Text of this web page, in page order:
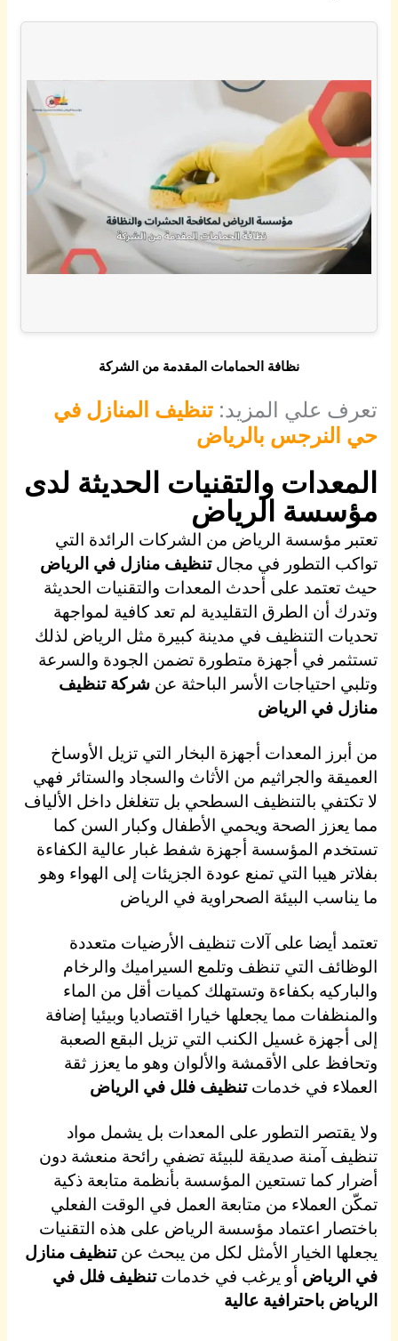
نظافة الحمامات المقدمة من الشركة
تعرف علي المزيد: تنظيف المنازل في
حي النرجس بالرياض
المعدات والتقنيات الحديثة لدى
مؤسسة الرياض
تعتبر مؤسسة الرياض من الشركات الرائدة التي
تواكب التطور في مجالتنظيف منازل في الرياض
حيث تعتمد على أحدث المعدات والتقنيات الحديثة
وتدرك أن الطرق التقليدية لم تعد كافية لمواجهة
تحديات التنظيف في مدينة كبيرة مثل الرياض لذلك
تستثمر في أجهزة متطورة تضمن الجودة والسرعة
وتلبي احتياجات الأسر الباحثة عنشركة تنظيف
منازل في الرياض
من أبرز المعدات أجهزة البخار التي تزيل الأوساخ
العميقة والجراثيم من الأثاث والسجاد والستائر فهي
لا تكتفي بالتنظيف السطحي بل تتغلغل داخل الألياف
مما يعزز الصحة ويحمي الأطفال وكبار السن كما
تستخدم المؤسسة أجهزة شفط غبار عالية الكفاءة
بفلاتر هيبا التي تمنع عودة الجزيئات إلى الهواء وهو
ما يناسب البيئة الصحراوية في الرياض
تعتمد أيضا على آلات تنظيف الأرضيات متعددة
الوظائف التي تنظف وتلمع السيراميك والرخام
والباركيه بكفاءة وتستهلك كميات أقل من الماء
والمنظفات مما يجعلها خيارا اقتصاديا وبيئيا إضافة
إلى أجهزة غسيل الكنب التي تزيل البقع الصعبة
وتحافظ على الأقمشة والألوان وهو ما يعزز ثقة
العملاء في خدمات تنظيف فلل في الرياض
ولا يقتصر التطور على المعدات بل يشمل مواد
تنظيف آمنة صديقة للبيئة تضفي رائحة منعشة دون
أضرار كما تستعين المؤسسة بأنظمة متابعة ذكية
تمكّن العملاء من متابعة العمل في الوقت الفعلي
باختصار اعتماد مؤسسة الرياض على هذه التقنيات
يجعلها الخيار الأمثل لكل من يبحث عنتنظيف منازل
في الرياض أو يرغب في خدمات تنظيف فلل في
الرياض باحترافية عالية